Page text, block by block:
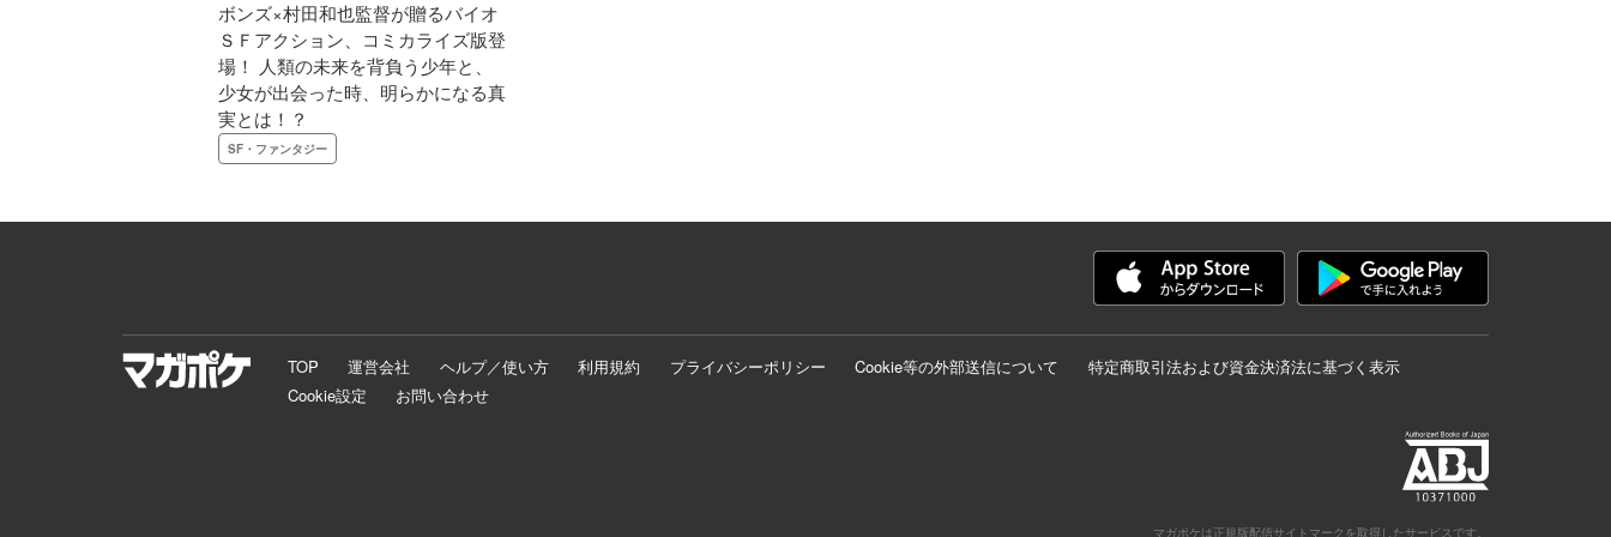
ボンズ×村田和也監督が贈るバイオ
ＳＦアクション、コミカライズ版登
場！ 人類の未来を背負う少年と、
少女が出会った時、明らかになる真
実とは！？
SF・ファンタジー
TOP 運営会社 ヘルプ／使い方 利用規約 プライバシーポリシー Cookie等の外部送信について
特定商取引法および資金決済法に基づく表示
Cookie設定
お問い合わせ
マガポケは正規版配信サイトマークを取得したサービスです。